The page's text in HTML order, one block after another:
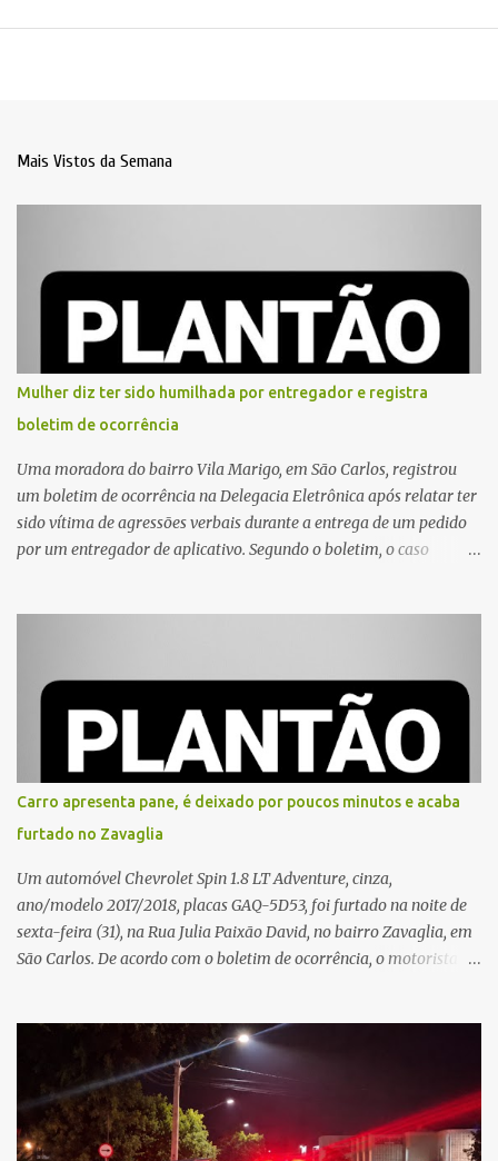
Mais Vistos da Semana
Mulher diz ter sido humilhada por entregador e registra
boletim de ocorrência
Uma moradora do bairro Vila Marigo, em São Carlos, registrou
um boletim de ocorrência na Delegacia Eletrônica após relatar ter
sido vítima de agressões verbais durante a entrega de um pedido
por um entregador de aplicativo. Segundo o boletim, o caso
proximidades. Ainda conforme o registro policial, a vítima relatou
que, ao receber a entrega, voltou a ser ofendida com palavras de
baixo calão e insultos. Ela informou à Polícia Civil que mora
sozinha e que se sentiu ameaçada, coagida e humilhada com a
situação. Fonte: São Carlos Agora
Carro apresenta pane, é deixado por poucos minutos e acaba
furtado no Zavaglia
Um automóvel Chevrolet Spin 1.8 LT Adventure, cinza,
ano/modelo 2017/2018, placas GAQ-5D53, foi furtado na noite de
sexta-feira (31), na Rua Julia Paixão David, no bairro Zavaglia, em
São Carlos. De acordo com o boletim de ocorrência, o motorista
partida. Ainda segundo o registro policial, o condutor estacionou o
carro, certificou-se de que todas as portas estavam trancadas,
permaneceu com a chave de ignição e se ausentou do local por
cerca de dez minutos para buscar ajuda. Ao retornar, constatou
que o automóvel havia desaparecido. A vítima realizou buscas